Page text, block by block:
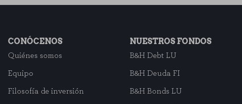
CONÓCENOS
Quiénes somos
Equipo
Filosofía de inversión
NUESTROS FONDOS
B&H Debt LU
B&H Deuda FI
B&H Bonds LU
GUARDAR